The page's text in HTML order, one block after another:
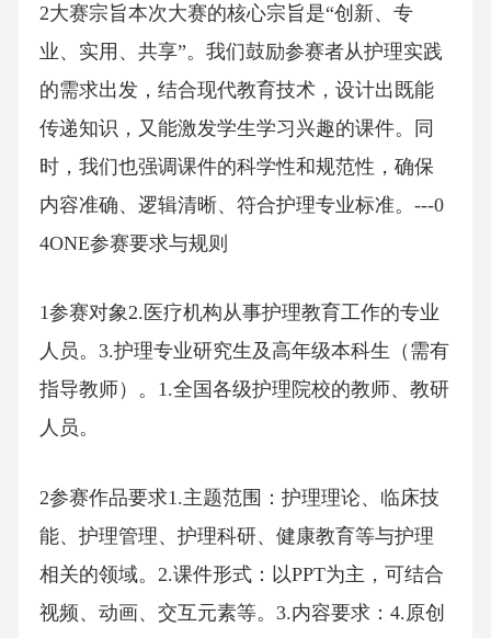
2大赛宗旨本次大赛的核心宗旨是“创新、专
业、实用、共享”。我们鼓励参赛者从护理实践
的需求出发，结合现代教育技术，设计出既能
传递知识，又能激发学生学习兴趣的课件。同
时，我们也强调课件的科学性和规范性，确保
内容准确、逻辑清晰、符合护理专业标准。---0
4ONE参赛要求与规则
1参赛对象2.医疗机构从事护理教育工作的专业
人员。3.护理专业研究生及高年级本科生（需有
指导教师）。1.全国各级护理院校的教师、教研
人员。
2参赛作品要求1.主题范围：护理理论、临床技
能、护理管理、护理科研、健康教育等与护理
相关的领域。2.课件形式：以PPT为主，可结合
视频、动画、交互元素等。3.内容要求：4.原创